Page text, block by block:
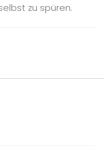
zu spüren.